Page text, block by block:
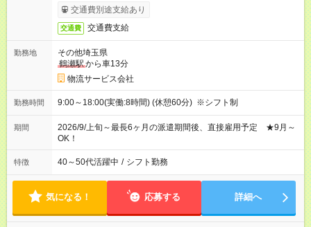
交通費別途支給あり
交通費 交通費支給
勤務地
その他埼玉県
鶴瀬駅から車13分
物流サービス会社
勤務時間 9:00～18:00(実働:8時間) (休憩60分) ※シフト制
期間
2026/9/上旬～最長6ヶ月の派遣期間後、直接雇用予定 ★9月～
OK！
特徴 40～50代活躍中 / シフト勤務
気になる！ 応募する 詳細へ